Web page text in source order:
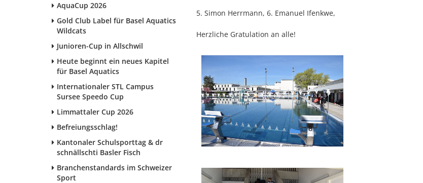
AquaCup 2026
Gold Club Label für Basel Aquatics
Wildcats
Junioren-Cup in Allschwil
Heute beginnt ein neues Kapitel
für Basel Aquatics
Internationaler STL Campus
Sursee Speedo Cup
Limmattaler Cup 2026
Befreiungsschlag!
Kantonaler Schulsporttag & dr
schnällschti Basler Fisch
Branchenstandards im Schweizer
Sport
5. Simon Herrmann, 6. Emanuel Ifenkwe,
Herzliche Gratulation an alle!